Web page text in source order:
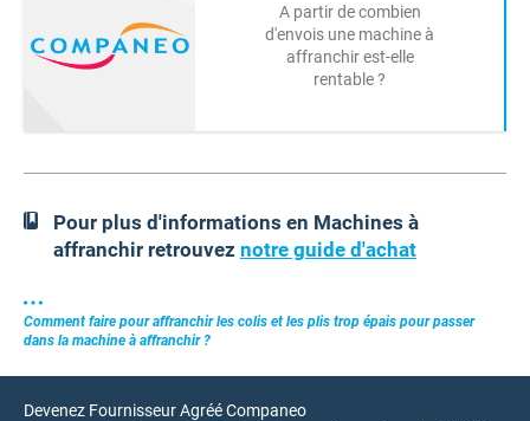
A partir de combien
d'envois une machine à
affranchir est-elle
rentable ?
Pour plus d'informations en Machines à
affranchir retrouvez notre guide d'achat
Comment faire pour affranchir les colis et les plis trop épais pour passer
dans la machine à affranchir ?
Devenez Fournisseur Agréé Companeo